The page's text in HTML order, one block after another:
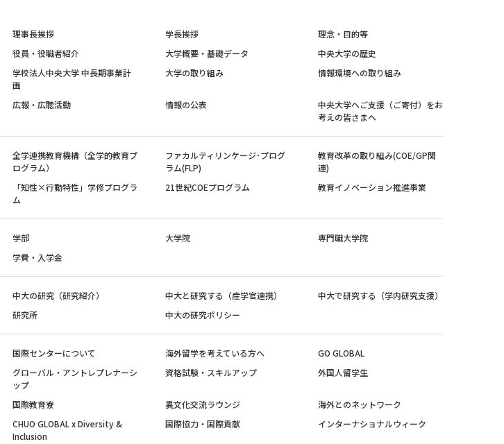
理事長挨拶 学長挨拶
理念・目的等
役員・役職者紹介
大学概要・基礎データ
中央大学の歴史
学校法人中央大学 中長期事業計
画
大学の取り組み 情報環境への取り組み
広報・広聴活動 情報の公表
中央大学へご支援（ご寄付）をお
考えの皆さまへ
全学連携教育機構（全学的教育プ
ログラム）
ファカルティリンケージ･プログ
ラム(FLP)
教育改革の取り組み(COE/GP関
連)
「知性×行動特性」学修プログラ
ム
21世紀COEプログラム 教育イノベーション推進事業
学部 大学院
専門職大学院
学費・入学金
中大の研究（研究紹介） 中大と研究する（産学官連携）
中大で研究する（学内研究支援）
研究所
中大の研究ポリシー
国際センターについて 海外留学を考えている方へ
GO GLOBAL
グローバル・アントレプレナーシ
ップ
資格試験・スキルアップ 外国人留学生
国際教育寮 異文化交流ラウンジ
海外とのネットワーク
CHUO GLOBAL x Diversity &
Inclusion
国際協力・国際貢献 インターナショナルウィーク